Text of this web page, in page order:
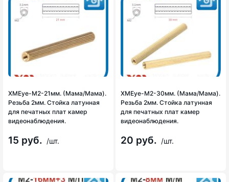
XMEye-M2-21мм. (Мама/Мама).
Резьба 2мм. Стойка латунная
для печатных плат камер
видеонаблюдения.
15 руб. /шт.
XMEye-M2-30мм. (Мама/Мама).
Резьба 2мм. Стойка латунная
для печатных плат камер
видеонаблюдения.
20 руб. /шт.